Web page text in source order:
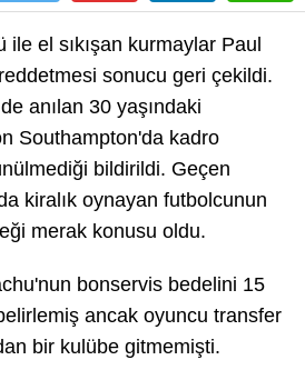
el sıkışan kurmaylar Paul
sonucu geri çekildi.
anılan 30 yaşındaki
Southampton'da kadro
bildirildi. Geçen
kiralık oynayan futbolcunun
merak konusu oldu.
bonservis bedelini 15
ancak oyuncu transfer
bir kulübe gitmemişti.